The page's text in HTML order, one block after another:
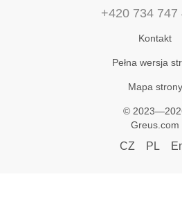
+420 734 747
Kontakt
Pełna wersja
Mapa strony
©
Greus.com
CZ PL